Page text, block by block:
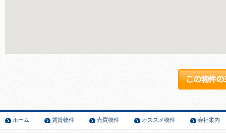
ホーム 賃貸物件 売買物件 オススメ物件 会社案内